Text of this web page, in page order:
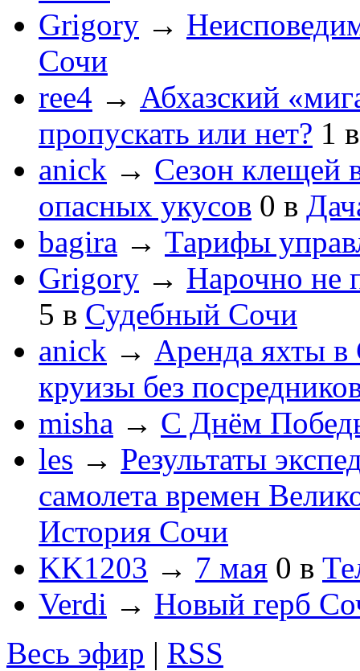
Grigory →
Сочи
ree4 → Абхазский
пропускать или нет? 1
anick → Сезон клещей
опасных укусов 0 в
bagira → Тарифы
Grigory → Нарочно не
5 в Судебный Сочи
anick → Аренда яхты в
круизы без
misha → С Днём
les → Результаты
самолета времен
История Сочи
KK1203 → 7 мая 0 в
Verdi → Новый герб
Весь эфир | RSS